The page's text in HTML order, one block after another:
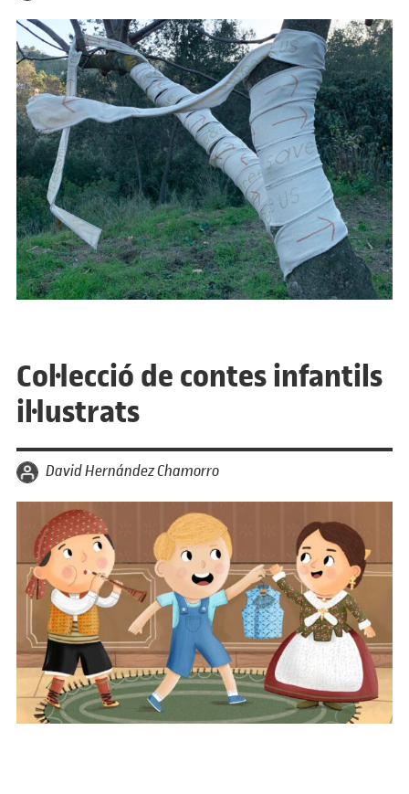
Col·lecció de contes infantils
il·lustrats
per David Hernández Chamorro